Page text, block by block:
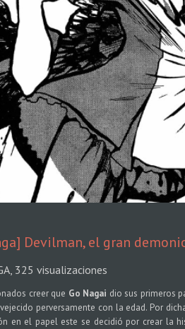
Devilman, el gran
325 visualizaciones
creer que Go Nagai dio sus primeros
perversamente con la edad. Por
en el papel este se decidió por crear la